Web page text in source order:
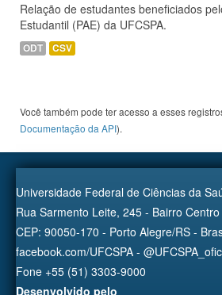
Relação de estudantes beneficiados
Estudantil (PAE) da UFCSPA.
ODT CSV
Você também pode ter acesso a esses
Documentação da API).
Universidade Federal de Ciências da
Rua Sarmento Leite, 245 - Bairro
CEP: 90050-170 - Porto Alegre/RS -
facebook.com/UFCSPA -
Fone +55 (51) 3303-9000
Desenvolvido pelo